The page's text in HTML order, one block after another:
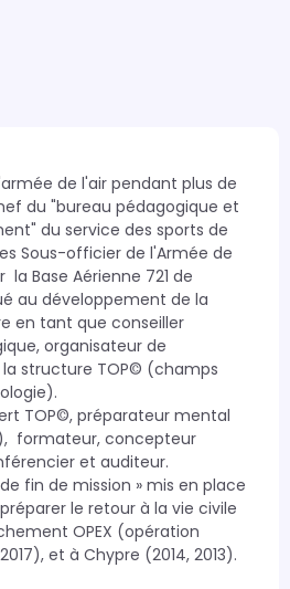
de l'air pendant plus de
du "bureau pédagogique et
du service des sports de
Sous-officier de l'Armée de
la Base Aérienne 721 de
au développement de la
en tant que conseiller
organisateur de
structure TOP© (champs
TOP©, préparateur mental
formateur, concepteur
et auditeur.
le retour à la vie civile
OPEX (opération
et à Chypre (2014, 2013).